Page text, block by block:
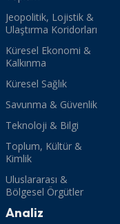
Jeopolitik, Lojistik &
Ulaştırma Koridorları
Küresel Ekonomi &
Kalkınma
Küresel Sağlık
Savunma & Güvenlik
Teknoloji & Bilgi
Toplum, Kültür &
Kimlik
Uluslararası &
Bölgesel Örgütler
Analiz